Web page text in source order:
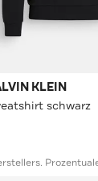
KLEIN
schwarz